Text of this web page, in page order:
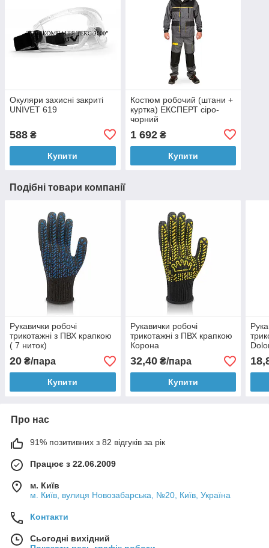
Окуляри захисні закриті
UNIVET 619
588 ₴
Купити
Костюм робочий (штани +
куртка) ЕКСПЕРТ сіро-
чорний
1 692₴
Купити
Подібні товари компанії
Рукавички робочі
трикотажні з ПВХ крапкою
( 7 ниток)
20 ₴/пара
Купити
Рукавички робочі
трикотажні з ПВХ крапкою
Корона
32,40₴/пара
Купити
Про нас
91% позитивних з 82 відгуків за рік
Працює з 22.06.2009
м. Київ
м. Київ, вулиця Новозабарська, №20, Київ, Україна
Контакти
Сьогодні вихідний